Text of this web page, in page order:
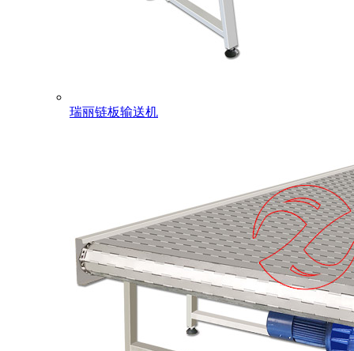
瑞丽链板输送机